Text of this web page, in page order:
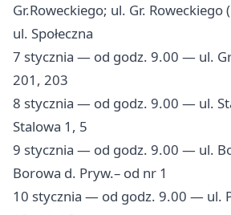
Gr.Roweckiego; ul. Gr. Roweckiego
ul. Społeczna
7 stycznia — od godz. 9.00 — ul.
201, 203
8 stycznia — od godz. 9.00 — ul.
Stalowa 1, 5
9 stycznia — od godz. 9.00 — ul.
Borowa d. Pryw.– od nr 1
10 stycznia — od godz. 9.00 — ul.